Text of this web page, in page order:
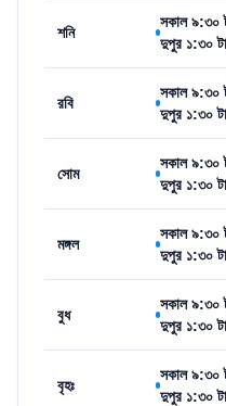
শনি
সকাল ৯:৩০
দুপুর ১:৩০ টা
রবি
সকাল ৯:৩০
দুপুর ১:৩০ টা
সোম
সকাল ৯:৩০
দুপুর ১:৩০ টা
মঙ্গল
সকাল ৯:৩০
দুপুর ১:৩০ টা
বুধ
সকাল ৯:৩০
দুপুর ১:৩০ টা
বৃহঃ
সকাল ৯:৩০
দুপুর ১:৩০ টা